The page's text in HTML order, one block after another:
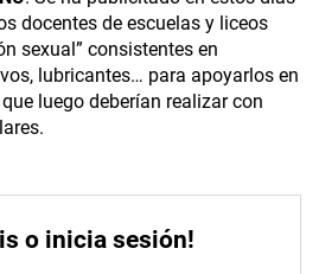
docentes de escuelas y liceos
sexual” consistentes en
lubricantes… para apoyarlos en
luego deberían realizar con
o inicia sesión!